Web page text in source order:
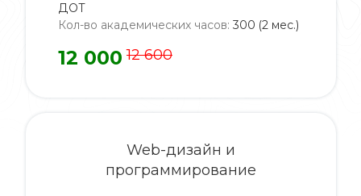
ДОТ
Кол-во академических часов: 300 (2 мес.)
12 000 12 600
Web-дизайн и
программирование